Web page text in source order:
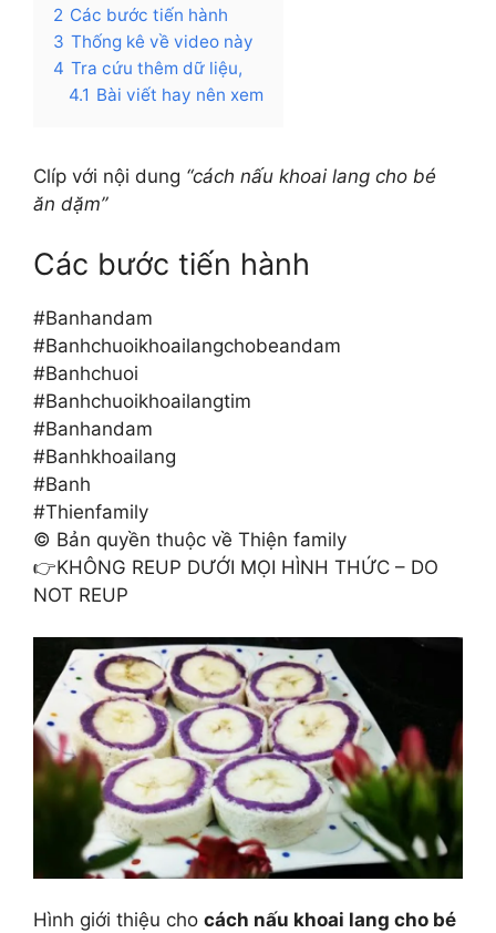
2 Các bước tiến hành
3 Thống kê về video này
4 Tra cứu thêm dữ liệu,
4.1 Bài viết hay nên xem
Clíp với nội dung “cách nấu khoai lang cho bé
ăn dặm”
Các bước tiến hành
#Banhandam
#Banhchuoikhoailangchobeandam
#Banhchuoi
#Banhchuoikhoailangtim
#Banhandam
#Banhkhoailang
#Banh
#Thienfamily
© Bản quyền thuộc về Thiện family
👉KHÔNG REUP DƯỚI MỌI HÌNH THỨC – DO
NOT REUP
Hình giới thiệu cho cách nấu khoai lang cho bé